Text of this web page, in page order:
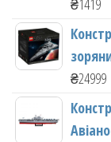
₴1419
₴24999